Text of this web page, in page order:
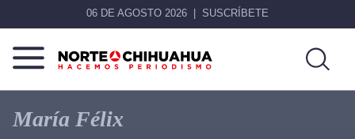
06 DE AGOSTO 2026 SUSCRÍBETE
Norte
De
Chihuahua
Más
que
noticias,
María Félix